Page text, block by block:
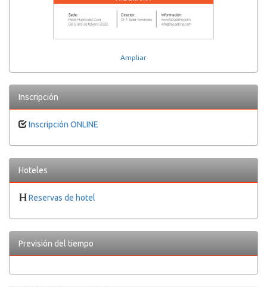
Ampliar
Inscripción
Inscripción ONLINE
Hoteles
Reservas de hotel
Previsión del tiempo